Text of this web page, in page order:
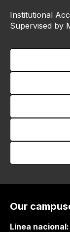
Institutional
Supervised by
Our
Línea nacional: